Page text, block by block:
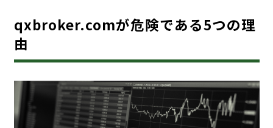
qxbroker.comが危険である5つの理
由